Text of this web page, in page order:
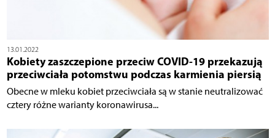
13.01.2022
Kobiety zaszczepione przeciw COVID-19 przekazują
przeciwciała potomstwu podczas karmienia piersią
Obecne w mleku kobiet przeciwciała są w stanie neutralizować
cztery różne warianty koronawirusa...